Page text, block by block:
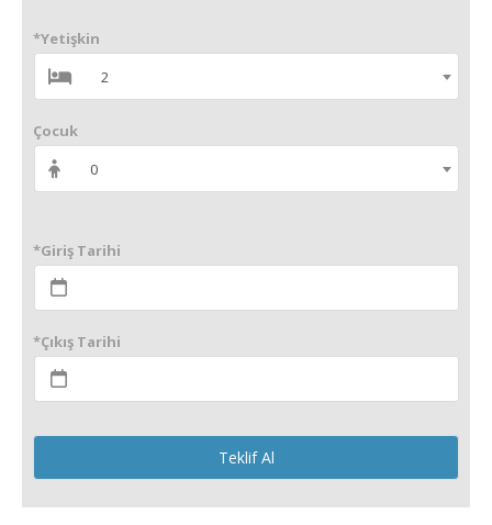
*Yetişkin
2
Çocuk
0
*Giriş Tarihi
*Çıkış Tarihi
Teklif Al